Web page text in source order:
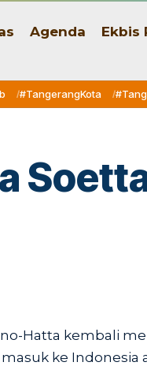
Agenda Ekbis
#TangerangKota
Hatta kembali
ke Indonesia